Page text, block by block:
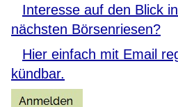
Interesse auf den Blick
nächsten Börsenriesen?
Hier einfach mit Email
kündbar.